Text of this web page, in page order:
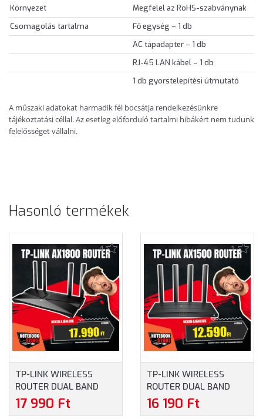
Környezet
Megfelel az RoHS-szabványnak
Csomagolás tartalma
Fő egység – 1 db
AC tápadapter – 1 db
RJ-45 LAN kábel – 1 db
1 db gyorstelepítési útmutató
A műszaki adatokat harmadik fél bocsátja rendelkezésünkre
tájékoztatási céllal. Az esetleg előforduló tartalmi hibákért nem tudunk
felelősséget vállalni.
Hasonló termékek
4
TP-LINK WIRELESS
ROUTER DUAL BAND
AX1800
1XWAN(1000MBPS) +
17 990 Ft
1
TP-LINK WIRELESS
ROUTER DUAL BAND
AX1500
1XWAN(1000MBPS) +
16 190 Ft